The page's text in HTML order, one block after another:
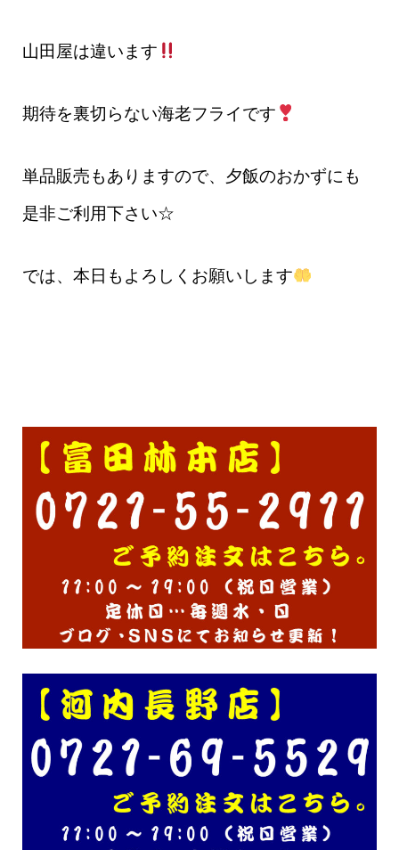
山田屋は違います
期待を裏切らない海老フライです
単品販売もありますので、夕飯のおかずにも
是非ご利用下さい☆
では、本日もよろしくお願いします